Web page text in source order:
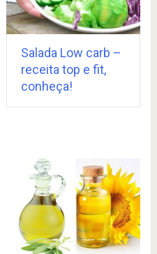
Salada Low carb –
receita top e fit,
conheça!